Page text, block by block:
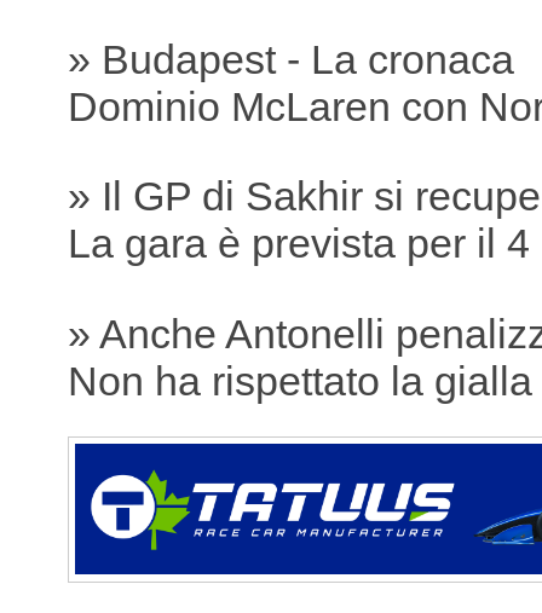
» Budapest - La cronaca
Dominio McLaren con
» Il GP di Sakhir si
La gara è prevista per il 4
» Anche Antonelli
Non ha rispettato la gialla